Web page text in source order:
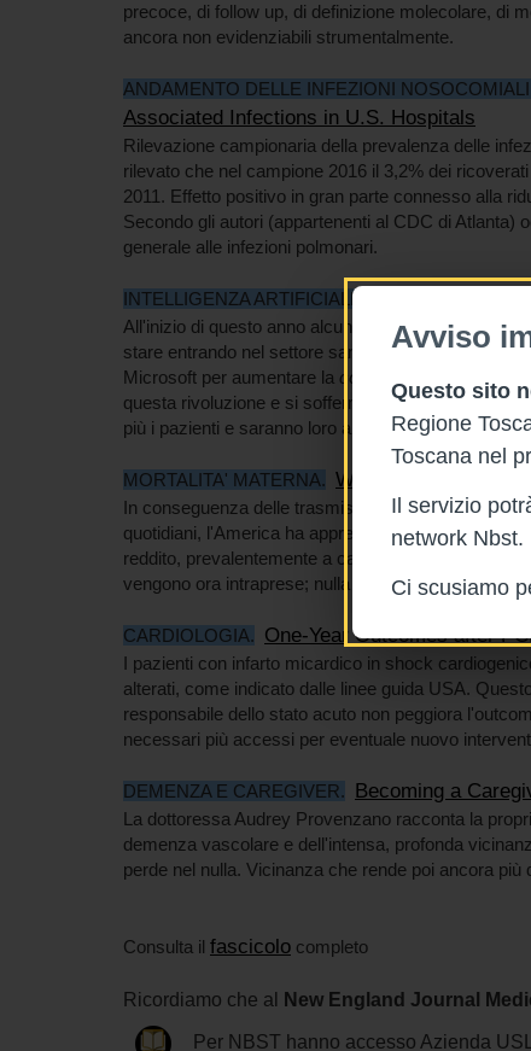
Avviso
Questo sito
Regione
Toscana nel
Il servizio
network Nbst.
Ci scusiamo
precoce, di follow up, di definizione molecolare, di
ancora non evidenziabili strumentalmente.
ANDAMENTO DELLE INFEZIONI
Associated Infections in U.S. Hospitals
Rilevazione campionaria della prevalenza delle
rilevato che nel campione 2016 il 3,2% dei
2011. Effetto positivo in gran parte connesso alla
Secondo gli autori (appartenenti al CDC di Atlanta)
generale alle infezioni polmonari.
INTELLIGENZA ARTIFICIALE.
All'inizio di questo anno alcune grandissime
stare entrando nel settore sanitario per
Microsoft per aumentare la compliance
, alle visite
questa rivoluzione e si sofferma soprattutto sul
più i pazienti e saranno loro a interloquire con i
MORTALITA' MATERNA. What We Can Do
In conseguenza delle trasmissioni radiofoniche
quotidiani, l'America ha appreso di avere una
reddito, prevalentemente a carico della gente di
vengono ora intraprese; nulla di eccezionale,
CARDIOLOGIA. One-Year Outcomes after
I pazienti con infarto micardico in shock
alterati, come indicato dalle linee guida USA.
responsabile dello stato acuto non peggiora
necessari più accessi per eventuale nuovo
DEMENZA E CAREGIVER. Becoming a
La dottoressa Audrey Provenzano racconta la
demenza vascolare e dell'intensa, profonda
perde nel nulla. Vicinanza che rende poi ancora
Consulta il fascicolo completo
Ricordiamo che al New England Journal
Per NBST hanno accesso Azienda